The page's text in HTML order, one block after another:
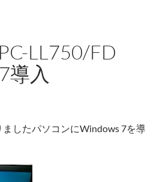
LL750/FD
導入
したパソコンにWindows 7を導